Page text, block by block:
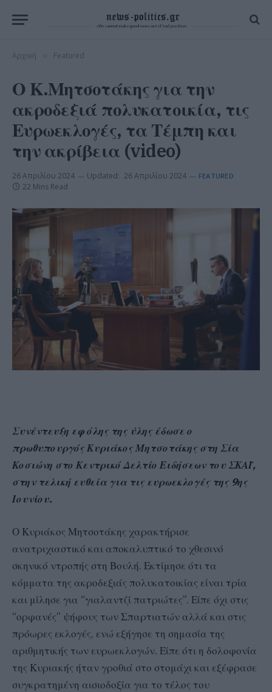
Αρχική Featured
Ο Κ.Μητσοτάκης για την
ακροδεξιά πολυκατοικία, τις
Ευρωεκλογές, τα Τέμπη και
την ακρίβεια (video)
26 Απριλίου 2024 Updated: 26 Απριλίου 2024 FEATURED
22 Mins Read
Συνέντευξη εφ όλης της ύλης έδωσε ο
πρωθυπουργός Κυριάκος Μητσοτάκης στη Σία
Κοσιώνη στο Κεντρικό Δελτίο Ειδήσεων του ΣΚΑΪ,
στην τελική ευθεία για τις ευρωεκλογές της 9ης
Ιουνίου.
Ο Κυριάκος Μητσοτάκης χαρακτήρισε
ανατριχιαστικό και αποκαλυπτικό το χθεσινό
σκηνικό ντροπής στη Βουλή. Εκτίμησε ότι τα
κόμματα της ακροδεξιάς πολυκατοικίας είναι τρία
και μίλησε για “γιαλαντζί πατριώτες”. Είπε όχι στις
“ορφανές” ψήφους των Σπαρτιατών αλλά και στις
πρόωρες εκλογές, ενώ εξήγησε τη σημασία της
αριθμητικής των ευρωεκλογών. Είπε ότι η δολοφονία
της Κυριακής ήταν γροθιά στο στομάχι και εξέφρασε
συγκρατημένη αισιοδοξία για το τέλος του